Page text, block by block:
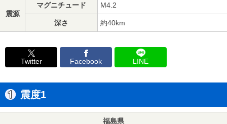
震源
マグニチュード M4.2
深さ 約40km
Twitter Facebook LINE
震度1
福島県